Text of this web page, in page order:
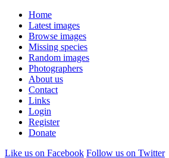
Home
Latest images
Browse images
Missing species
Random images
Photographers
About us
Contact
Links
Login
Register
Donate
Like us on Facebook Follow us on Twitter